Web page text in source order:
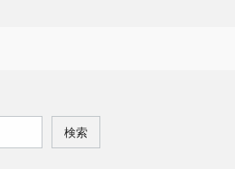
検索